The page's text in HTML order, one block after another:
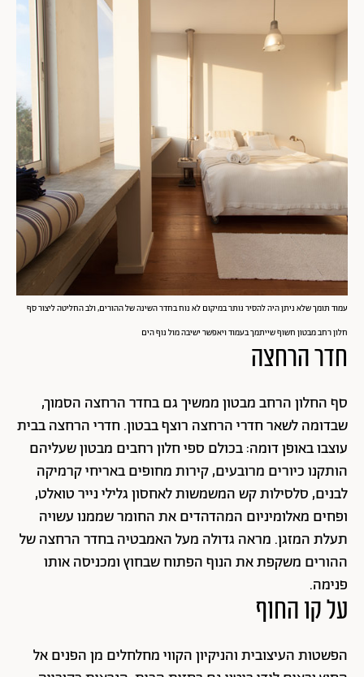
עמוד תומך שלא ניתן היה להסיר נותר במיקום לא נוח בחדר השינה של ההורים, ולב החליטה ליצור סף
חלון רחב מבטון חשוף שייתמך בעמוד ויאפשר ישיבה מול נוף הים
חדר הרחצה
סף החלון הרחב מבטון ממשיך גם בחדר הרחצה הסמוך,
שבדומה לשאר חדרי הרחצה רוצף בבטון. חדרי הרחצה בבית
עוצבו באופן דומה: בכולם ספי חלון רחבים מבטון שעליהם
הותקנו כיורים מרובעים, קירות מחופים באריחי קרמיקה
לבנים, סלסילות קש המשמשות לאחסון גלילי נייר טואלט,
ופחים מאלומיניום המהדהדים את החומר שממנו עשויה
תעלת המזגן. מראה גדולה מעל האמבטיה בחדר הרחצה של
ההורים משקפת את הנוף הפתוח שבחוץ ומכניסה אותו
פנימה.
על קו החוף
הפשטות העיצובית והניקיון הקווי מחלחלים מן הפנים אל